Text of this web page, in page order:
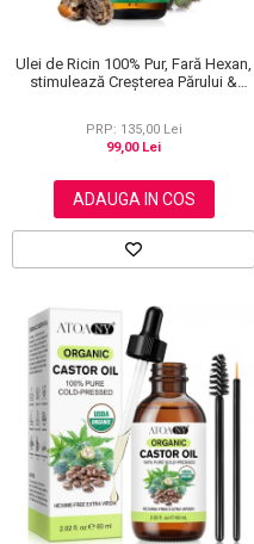
Ulei de Ricin 100% Pur, Fară Hexan,
stimulează Creșterea Părului &
PRP: 135,00 Lei
99,00 Lei
ADAUGA IN COS